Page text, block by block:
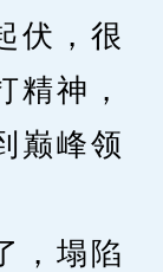
，很
精神，
巅峰领
塌陷